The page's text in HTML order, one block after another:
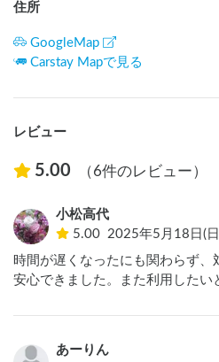
住所
GoogleMap
Carstay Mapで見る
レビュー
5.00 （6件のレビュー）
小松高代
5.00 2025年5月18日(
時間が遅くなったにも関わらず、
安心できました。また利用したい
あーりん